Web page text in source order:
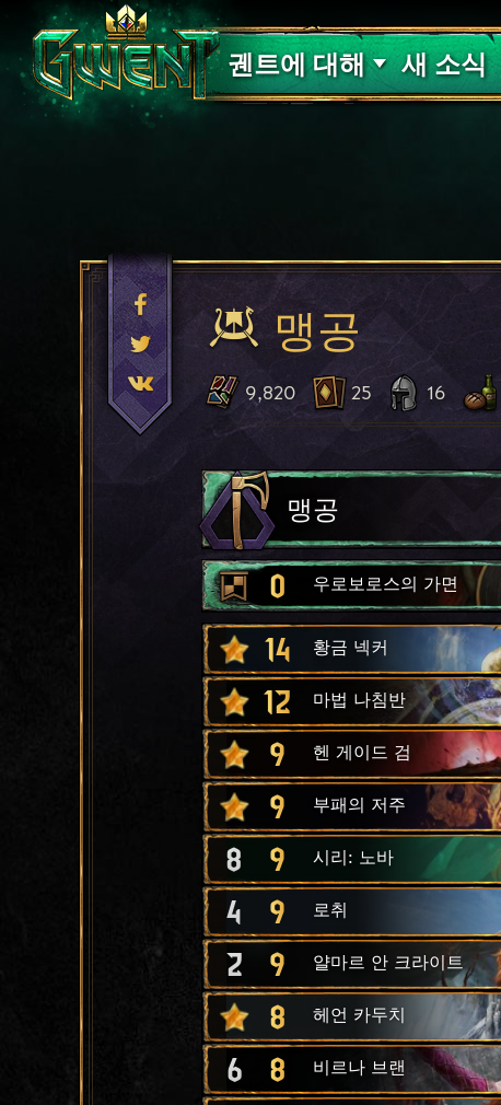
궨트에 대해
고객 지원
새 소식
맹공
9,820 25 16
맹공
0 우로보로스의 가면
14 황금 넥커
12 마법 나침반
9 헨 게이드 검
9 부패의 저주
8 9 시리: 노바
4 9 로취
2 9 얄마르 안 크라이트
8 헤언 카두치
6 8 비르나 브랜